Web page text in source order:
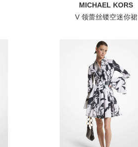
MICHAEL KORS
V 领蕾丝镂空迷你裙